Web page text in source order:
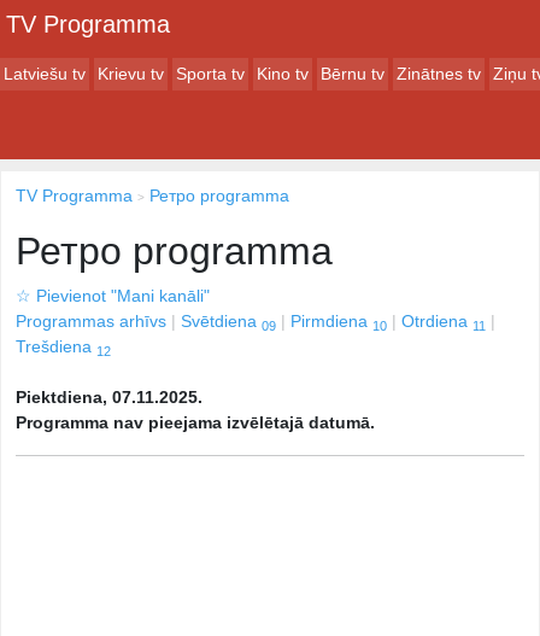
TV Programma
Latviešu tv Krievu tv Sporta tv Kino tv Bērnu tv Zinātnes tv Ziņu
TV Programma Ретро programma
Ретро programma
☆ Pievienot "Mani kanāli"
Programmas arhīvs
Svētdiena 09 Pirmdiena 10 Otrdiena 11
Trešdiena 12
Piektdiena, 07.11.2025.
Programma nav pieejama izvēlētajā datumā.